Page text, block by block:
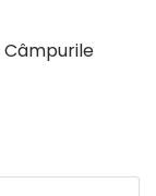
Câmpurile